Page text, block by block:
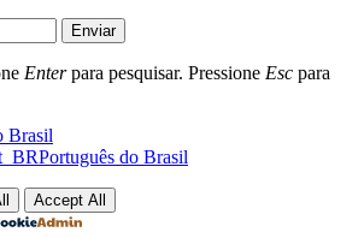
Enviar
Enterpara pesquisar. Pressione Esc para
Brasil
Português do Brasil
Accept All